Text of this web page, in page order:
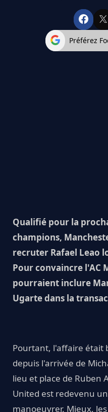
Préférez
Qualifié pour la
champions,
recruter Rafael Leao
Pour convaincre l'AC
pourraient inclure
Ugarte dans la
Pourtant, l'affaire était
depuis l'arrivée de
lieu et place de Ruben
United est redevenu
manoeuvrer. Mieux,